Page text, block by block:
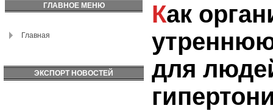
ГЛАВНОЕ МЕНЮ
Главная
ЭКСПОРТ НОВОСТЕЙ
Как организовать
для